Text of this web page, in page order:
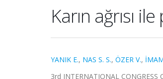
Karın ağrısı
YANIK E., NAS S. S., ÖZER V.,
3rd INTERNATIONAL